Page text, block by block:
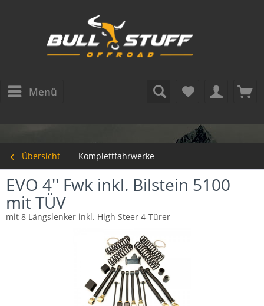
Menü
Übersicht Komplettfahrwerke
EVO 4'' Fwk inkl. Bilstein 5100
mit TÜV
mit 8 Längslenker inkl. High Steer 4-Türer